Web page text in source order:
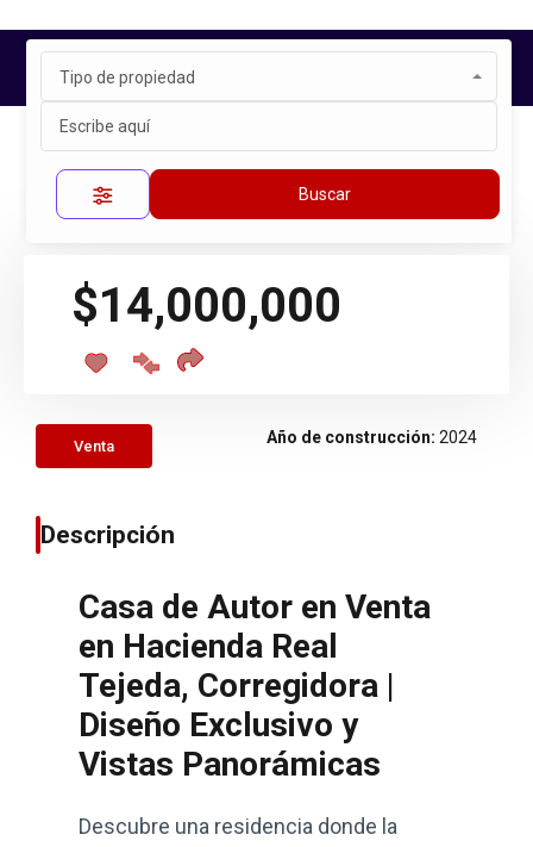
Tipo de propiedad
Buscar
Inicio Propiedades
Propiedad única
$14,000,000
Venta Año de construcción: 2024
Descripción
Casa de Autor en Venta
en Hacienda Real
Tejeda, Corregidora |
Diseño Exclusivo y
Vistas Panorámicas
Descubre una residencia donde la